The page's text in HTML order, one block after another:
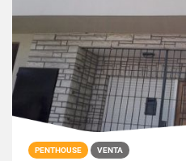
PENTHOUSE VENTA